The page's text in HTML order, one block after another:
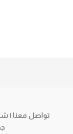
تواصل معنا |